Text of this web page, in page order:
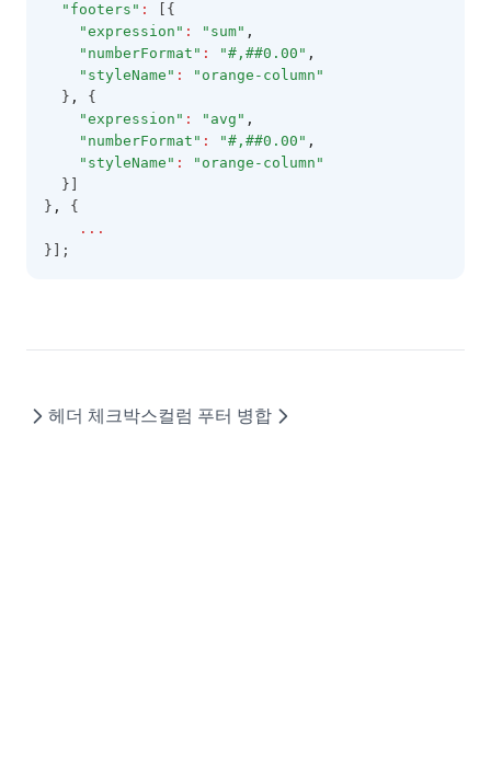
"footers" :
[{
"expression" : "sum" ,
"numberFormat" : "#,##0.00" ,
"styleName" :
"orange-column"
  }
,
{
"expression" : "avg" ,
"numberFormat" : "#,##0.00" ,
"styleName" :
"orange-column"
  }]
} ,
{
...
}];
헤더 체크박스컬럼 푸터 병합